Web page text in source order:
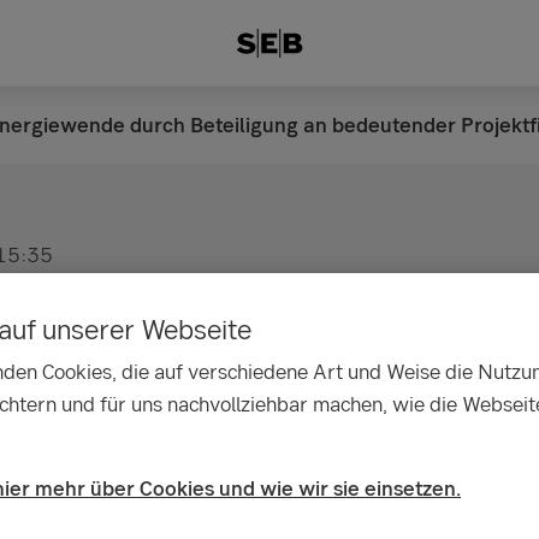
durch Beteiligung an bedeutender
unterstützt die
an
für
unserer Webseite
Cookies, die auf verschiedene Art und Weise die
und für uns nachvollziehbar machen, wie die
mehr über Cookies und wie wir sie einsetzen.